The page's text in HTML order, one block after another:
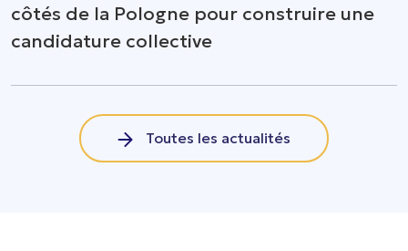
côtés de la Pologne pour construire une
candidature collective
Toutes les actualités